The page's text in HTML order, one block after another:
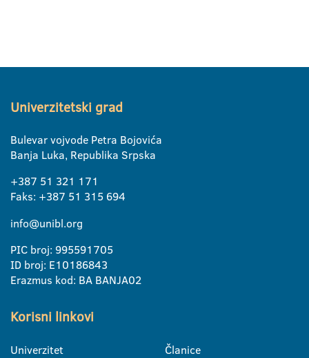
Univerzitetski grad
Bulevar vojvode Petra Bojovića
Banja Luka, Republika Srpska
+387 51 321 171
Faks: +387 51 315 694
info@unibl.org
PIC broj: 995591705
ID broj: E10186843
Erazmus kod: BA BANJA02
Korisni linkovi
Univerzitet
Članice